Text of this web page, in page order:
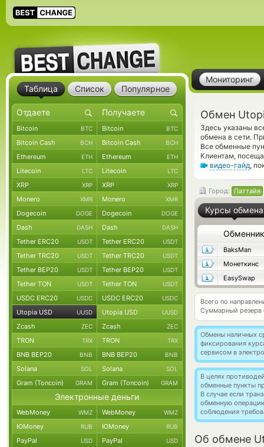
Мониторинг
Обмен
Здесь указаны
обмена в сети.
Все обменные
Клиентам,
видео-гайд,
Город: Паттайя
Курсы обмена
Обменник
BaksMan
Монеткинс
EasySwap
Всего по
Суммарный резерв
Обмены наличных
фиксирования
сервисом в
В целях
обменные пункты
В случае если
обменную
соблюдения
Об обмене
Таблица Список Популярное
Bitcoin BTC Bitcoin BTC
Bitcoin Cash BCH Bitcoin Cash BCH
Ethereum ETH Ethereum ETH
Litecoin LTC Litecoin LTC
XRP XRP XRP XRP
Monero XMR Monero XMR
Dogecoin DOGE Dogecoin DOGE
Dash DASH Dash DASH
Tether ERC20 USDT Tether ERC20 USDT
Tether TRC20 USDT Tether TRC20 USDT
Tether BEP20 USDT Tether BEP20 USDT
Tether TON USDT Tether TON USDT
USDC ERC20 USDC USDC ERC20 USDC
Utopia USD UUSD Utopia USD UUSD
Zcash ZEC Zcash ZEC
TRON TRX TRON TRX
BNB BEP20 BNB BNB BEP20 BNB
Solana SOL Solana SOL
Gram (Toncoin) GRAM Gram (Toncoin) GRAM
Электронные деньги
WebMoney WMZ WebMoney WMZ
ЮMoney RUB ЮMoney RUB
PayPal USD PayPal USD